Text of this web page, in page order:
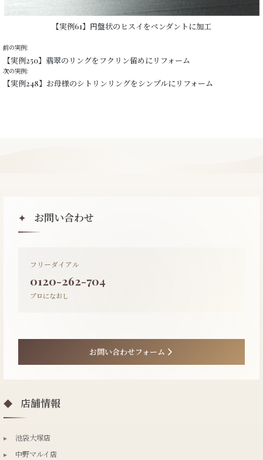
【実例61】円盤状のヒスイをペンダントに加工
前の実例:
【実例250】翡翠のリングをフクリン留めにリフォーム
次の実例:
【実例248】お母様のシトリンリングをシンプルにリフォーム
✦ お問い合わせ
フリーダイアル
0120-262-704
プロになおし
お問い合わせフォーム
◆ 店舗情報
▸
池袋大塚店
▸
中野マルイ店